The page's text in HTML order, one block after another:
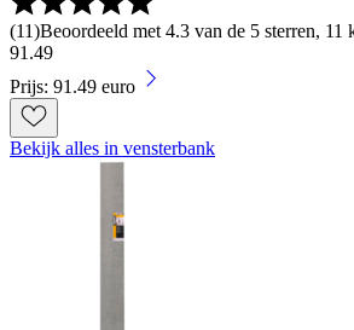
(11)Beoordeeld met 4.3 van de 5 sterren, 11
91 .49
Prijs: 91.49 euro
Bekijk alles in vensterbank